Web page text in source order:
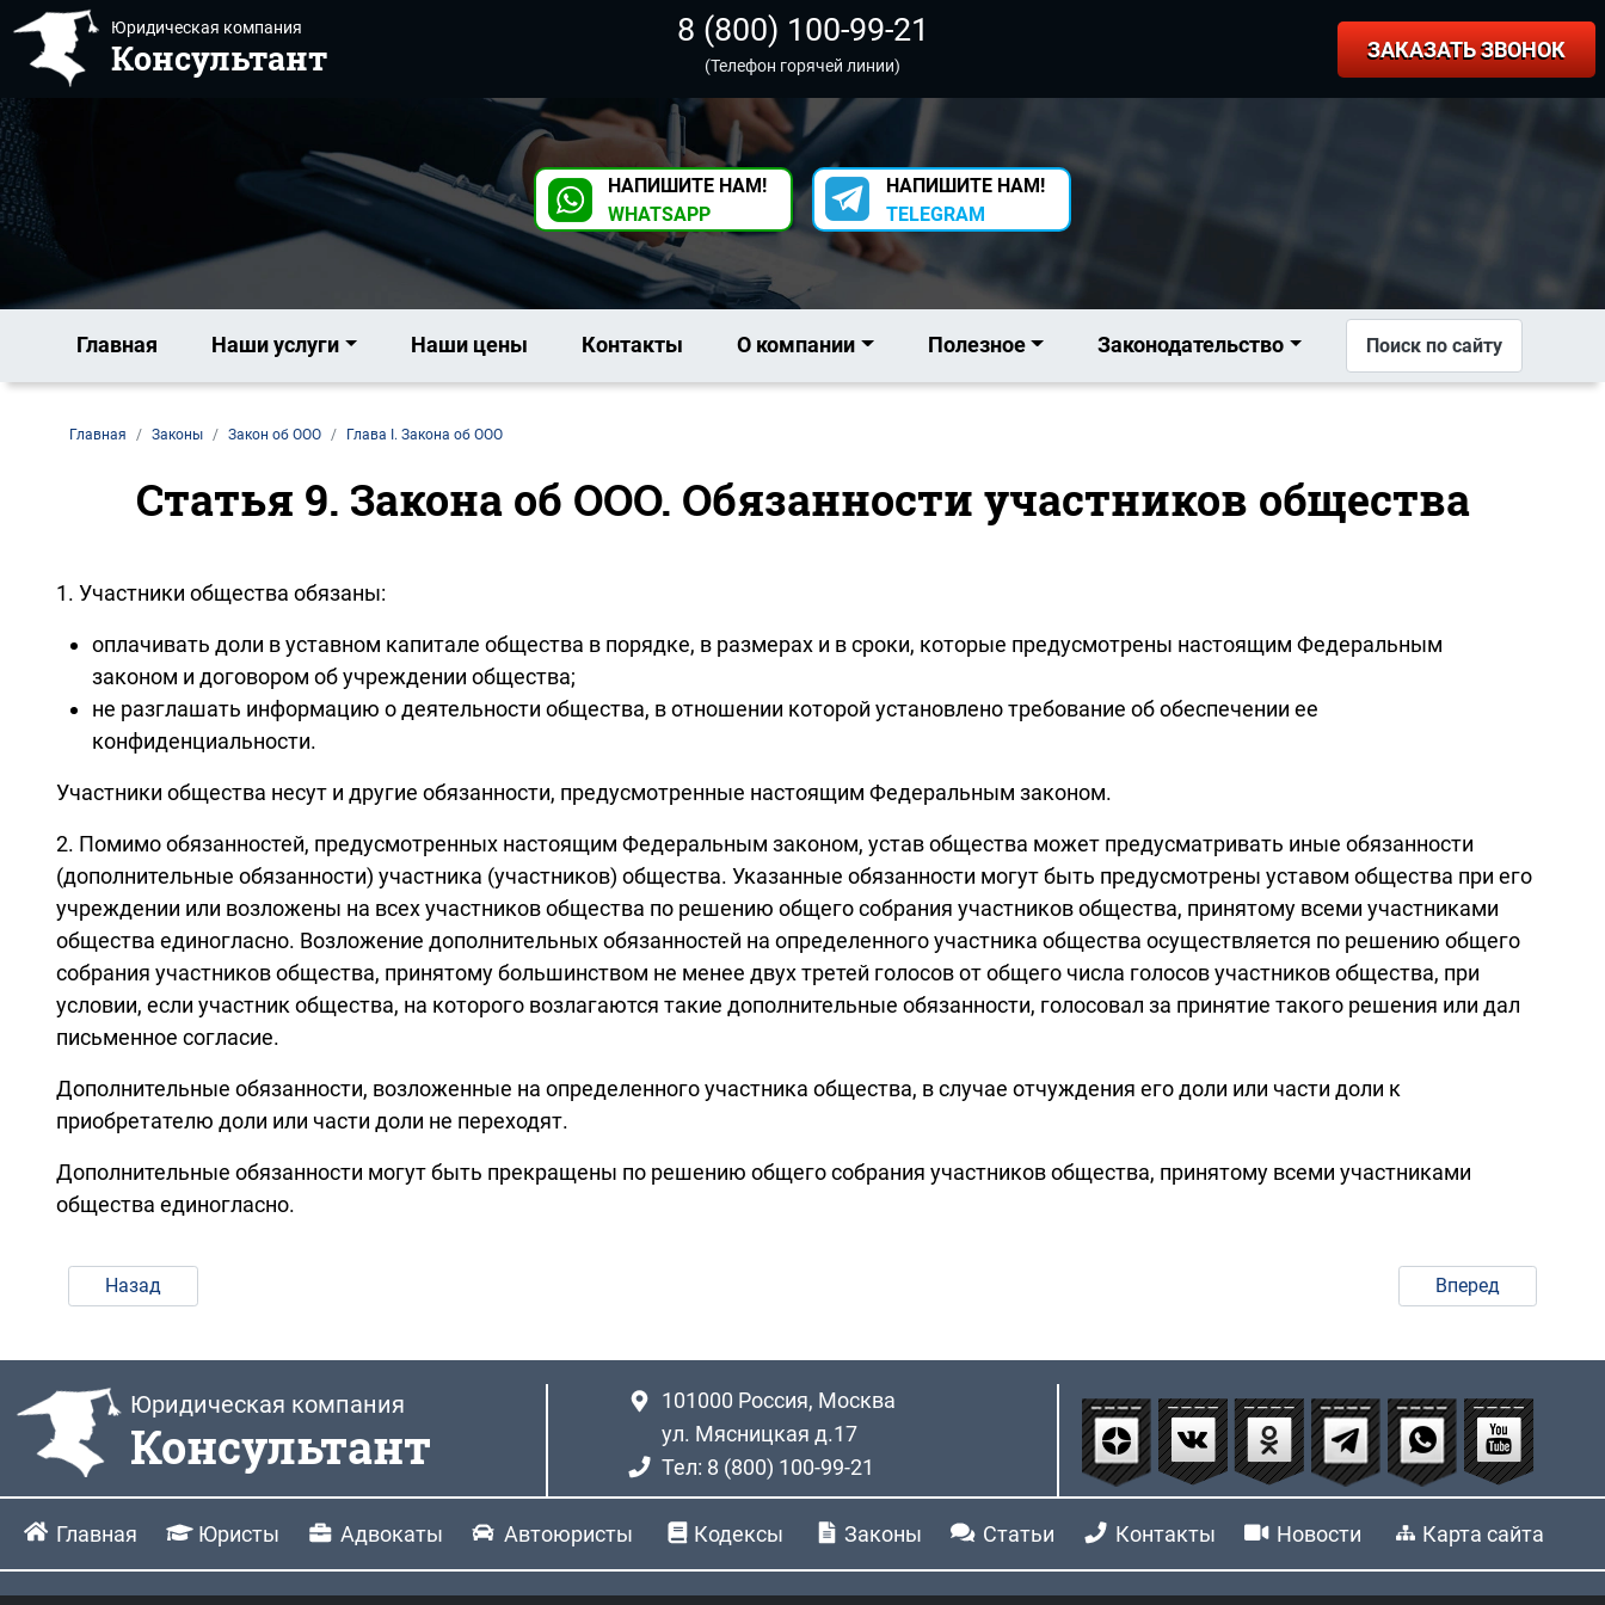
Юридическая компания
Консультант
8 (800) 100-99-21
(Телефон горячей линии)
ЗАКАЗАТЬ ЗВОНОК
НАПИШИТЕ НАМ!
WHATSAPP
НАПИШИТЕ НАМ!
TELEGRAM
Главная Наши услуги Наши цены Контакты О компании Полезное Законодательство Поиск по сайту
Главная Законы Закон об ООО Глава I. Закона об ООО
Статья 9. Закона об ООО. Обязанности участников общества
1. Участники общества обязаны:
оплачивать доли в уставном капитале общества в порядке, в размерах и в сроки, которые предусмотрены настоящим Федеральным
законом и договором об учреждении общества;
не разглашать информацию о деятельности общества, в отношении которой установлено требование об обеспечении ее
конфиденциальности.
Участники общества несут и другие обязанности, предусмотренные настоящим Федеральным законом.
2. Помимо обязанностей, предусмотренных настоящим Федеральным законом, устав общества может предусматривать иные обязанности
(дополнительные обязанности) участника (участников) общества. Указанные обязанности могут быть предусмотрены уставом общества при его
учреждении или возложены на всех участников общества по решению общего собрания участников общества, принятому всеми участниками
общества единогласно. Возложение дополнительных обязанностей на определенного участника общества осуществляется по решению общего
собрания участников общества, принятому большинством не менее двух третей голосов от общего числа голосов участников общества, при
условии, если участник общества, на которого возлагаются такие дополнительные обязанности, голосовал за принятие такого решения или дал
письменное согласие.
Дополнительные обязанности, возложенные на определенного участника общества, в случае отчуждения его доли или части доли к
приобретателю доли или части доли не переходят.
Дополнительные обязанности могут быть прекращены по решению общего собрания участников общества, принятому всеми участниками
общества единогласно.
Назад Вперед
Юридическая компания
Консультант
101000 Россия, Москва
ул. Мясницкая д.17
Тел: 8 (800) 100-99-21
Главная Юристы Адвокаты Автоюристы Кодексы Законы Статьи Контакты Новости Карта сайта